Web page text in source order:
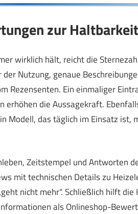
zur
wirklich hält, reicht die
Nutzung, genaue
Rezensenten. Ein einmaliger
die Aussagekraft.
Modell, das täglich im Einsatz ist,
Zeitstempel und Antworten
mit technischen Details zu
nicht mehr“. Schließlich hilft die
als Onlineshop-